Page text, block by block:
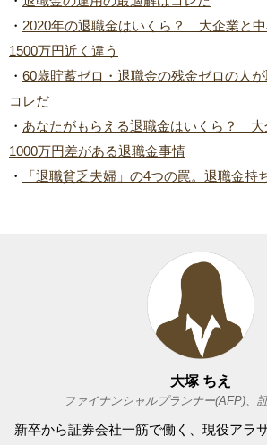
・ 2020年の退職金はいくら？ 大企業と
1500万円近く違う
・ 60歳貯蓄ゼロ・退職金の残金ゼロの人
コレだ
・ あなたがもらえる退職金はいくら？ 大
1000万円差がある退職金事情
・
「退職貧乏夫婦」の4つの罠。退職金持
大塚 ちえ
ファイナンシャルプランナー(AFP)、
新卒から証券会社一筋で働く、現役アラ